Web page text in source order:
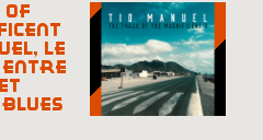
le
entre